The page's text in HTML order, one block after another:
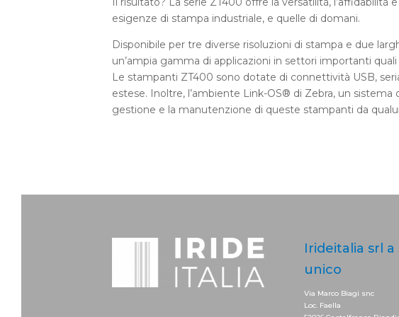
esigenze di stampa industriale, e quelle di domani.
Disponibile per tre diverse risoluzioni di stampa e due
un’ampia gamma di applicazioni in settori importanti
Le stampanti ZT400 sono dotate di connettività USB,
estese. Inoltre, l’ambiente Link-OS® di Zebra, un sistema
gestione e la manutenzione di queste stampanti da
Irideitalia srl a
unico
Via Marco Biagi snc
Loc. Faella